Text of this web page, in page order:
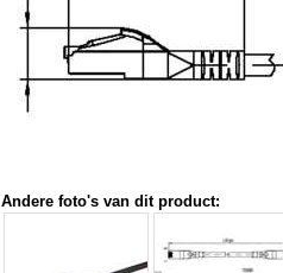
Andere foto's van dit product: